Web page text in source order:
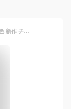
スキニーパンツ メンズ スキニー チェック全5色 新作 チノパンブラック スキニーパンツ チノパン ストレートグレンチェック 細身 テーパードパンツ チノパン Black Beauty ブラックビューティー 【ゆうパケット対応商品】